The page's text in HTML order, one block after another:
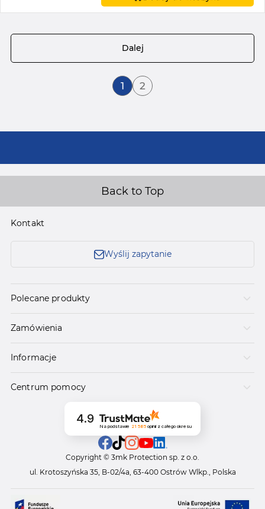
Aktualnie czytasz stronę
1 Strona
2
Dalej
Back to Top
Kontakt
Wyślij zapytanie
Polecane produkty
Zamówienia
Informacje
Centrum pomocy
4.9
Na podstawie 21 585opinii z całego okresu
Copyright © 3mk Protection sp. z o.o.
ul. Krotoszyńska 35, B-02/4a, 63-400 Ostrów Wlkp., Polska